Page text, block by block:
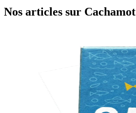
Nos articles sur Cachamot